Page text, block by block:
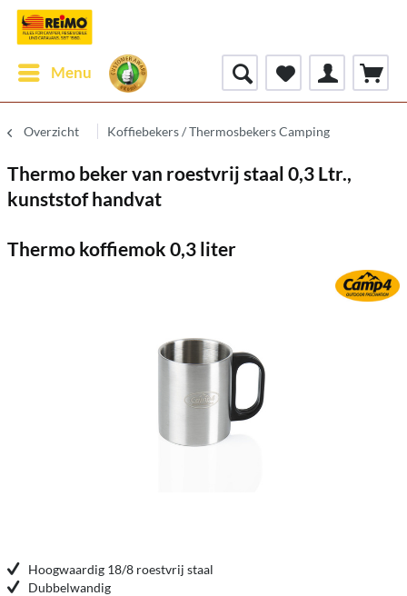
Menu
Overzicht Koffiebekers / Thermosbekers Camping
Thermo beker van roestvrij staal 0,3 Ltr.,
kunststof handvat
Thermo koffiemok 0,3 liter
Hoogwaardig 18/8 roestvrij staal
Dubbelwandig